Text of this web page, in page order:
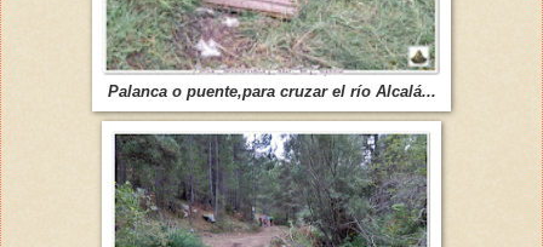
Palanca o puente,para cruzar el río Alcalá...